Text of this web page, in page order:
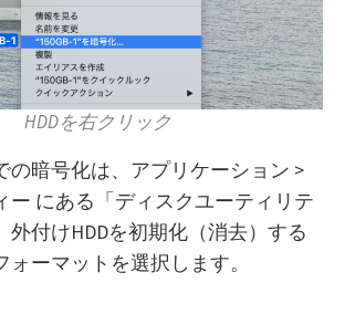
HDDを右クリック
の暗号化は、アプリケーション >
ー にある「ディスクユーティリテ
外付けHDDを初期化（消去）する
ォーマットを選択します。